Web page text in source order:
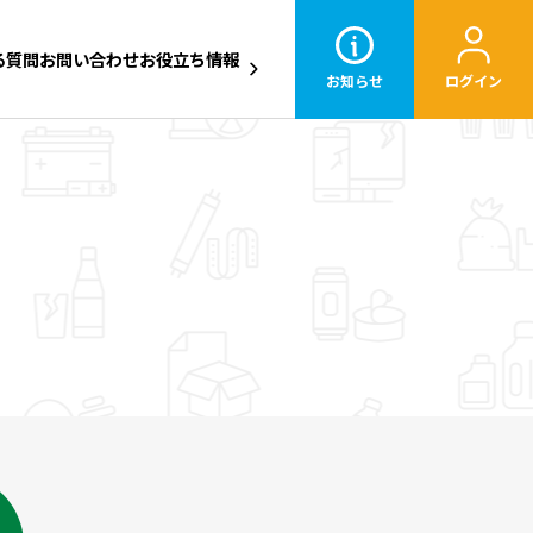
質問お問い合わせお役立ち情報
お知らせ ログイン